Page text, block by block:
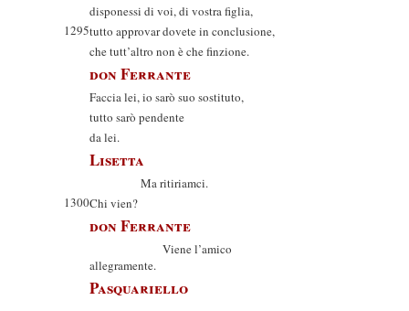
disponessi di voi, di vostra figlia,
1295tutto approvar dovete in conclusione,
che tutt’altro non è che finzione.
don Ferrante
Faccia lei, io sarò suo sostituto,
tutto sarò pendente
da lei.
Lisetta
Ma ritiriamci.
1300Chi vien?
don Ferrante
Viene l’amico
allegramente.
Pasquariello